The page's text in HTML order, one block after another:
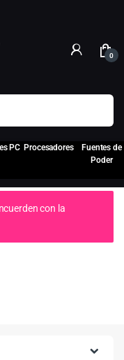
0
PC Procesadores
Fuentes de
Poder
con la